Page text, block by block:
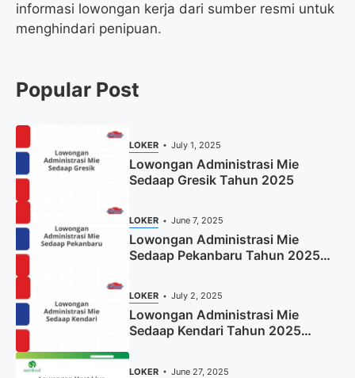
informasi lowongan kerja dari sumber resmi untuk
menghindari penipuan.
Popular Post
LOKER July 1, 2025
Lowongan Administrasi Mie
Sedaap Gresik Tahun 2025
LOKER June 7, 2025
Lowongan Administrasi Mie
Sedaap Pekanbaru Tahun 2025
LOKER July 2, 2025
Lowongan Administrasi Mie
Sedaap Kendari Tahun 2025
LOKER June 27, 2025